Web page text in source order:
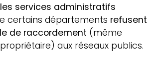
les services administratifs
certains départements refusent
de raccordement (même
aux réseaux publics.